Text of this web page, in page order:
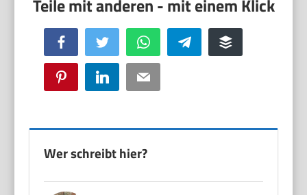
Facebook Twitter WhatsApp Telegram Buffer
Pinterest LinkedIn Email
Wer schreibt hier?